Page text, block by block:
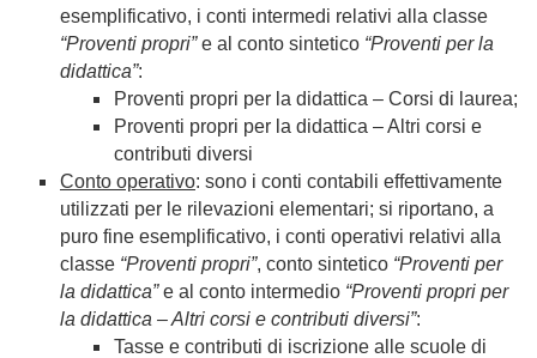
esemplificativo, i conti intermedi relativi alla classe
“Proventi propri”e al conto sintetico “Proventi per la
didattica”:
Proventi propri per la didattica – Corsi di laurea;
Proventi propri per la didattica – Altri corsi e
contributi diversi
Conto operativo: sono i conti contabili effettivamente
utilizzati per le rilevazioni elementari; si riportano, a
puro fine esemplificativo, i conti operativi relativi alla
classe “Proventi propri”, conto sintetico “Proventi per
la didattica”e al conto intermedio “Proventi propri per
la didattica – Altri corsi e contributi diversi”:
Tasse e contributi di iscrizione alle scuole di